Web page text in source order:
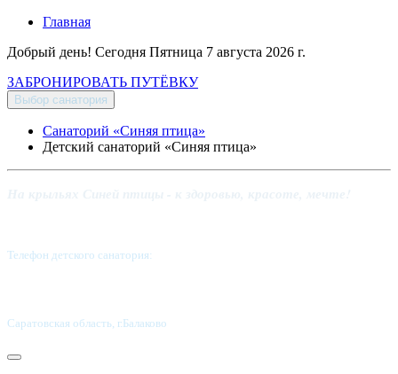
Главная
Добрый день! Сегодня Пятница 7 августа 2026 г.
ЗАБРОНИРОВАТЬ ПУТЁВКУ
Выбор санатория
Санаторий «Синяя птица»
Детский санаторий «Синяя птица»
Телефон детского санатория:
Саратовская область, г.Балаково